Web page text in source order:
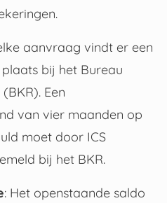
.
aanvraag vindt er een
bij het Bureau
. Een
van vier maanden op
moet door ICS
bij het BKR.
: Het openstaande saldo